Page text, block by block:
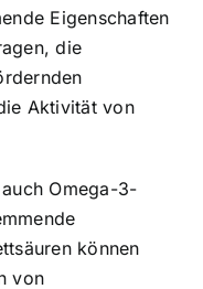
Eigenschaften
die
Aktivität von
Omega-3-
können
von